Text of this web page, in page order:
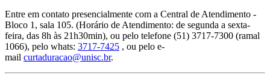
Entre em contato presencialmente com a Central de Atendimento -
Bloco 1, sala 105. (Horário de Atendimento: de segunda a sexta-
feira, das 8h às 21h30min), ou pelo telefone (51) 3717-7300 (ramal
1066), pelo whats: 3717-7425 , ou pelo e-
mail curtaduracao@unisc.br.